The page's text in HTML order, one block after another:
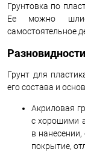
Грунтовка по
Ее можно
самостоятельное
Грунт для
его состава и
Акриловая
с хорошими
в
покрытие,